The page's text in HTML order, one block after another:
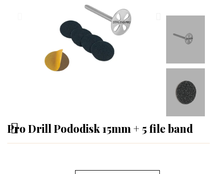
Pro Drill Pododisk 15mm + 5 file band